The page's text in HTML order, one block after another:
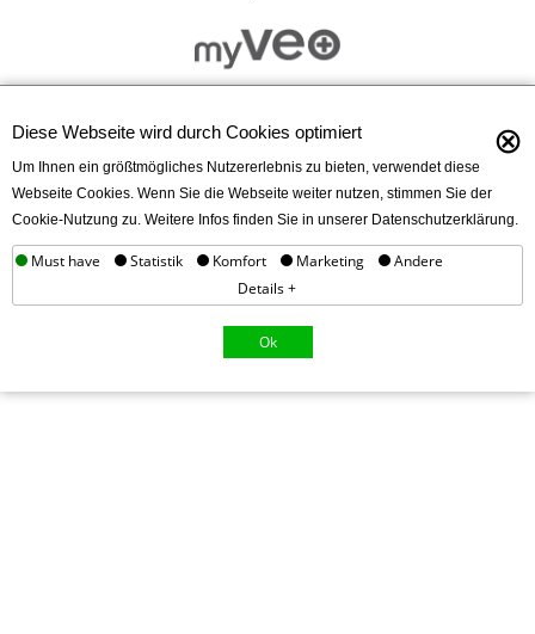
Diese Webseite wird durch Cookies optimiert ⊗
Um Ihnen ein größtmögliches Nutzererlebnis zu bieten, verwendet diese
Webseite Cookies. Wenn Sie die Webseite weiter nutzen, stimmen Sie der
Cookie-Nutzung zu. Weitere Infos finden Sie in unserer Datenschutzerklärung.
Must have Statistik Komfort Marketing
Andere
Details +
Ok